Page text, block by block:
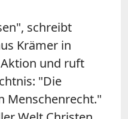
schreibt
Krämer in
und ruft
"Die
Menschenrecht."